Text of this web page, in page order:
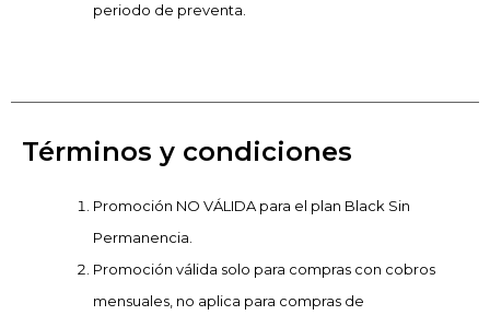
periodo de preventa.
Términos y condiciones
Promoción NO VÁLIDA para el plan Black Sin
Permanencia.
Promoción válida solo para compras con cobros
mensuales, no aplica para compras de